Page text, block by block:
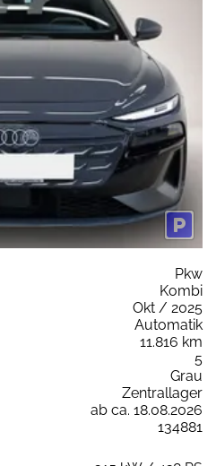
Pkw
Kombi
Okt / 2025
Automatik
11.816 km
5
Grau
Zentrallager
ab ca. 18.08.2026
134881